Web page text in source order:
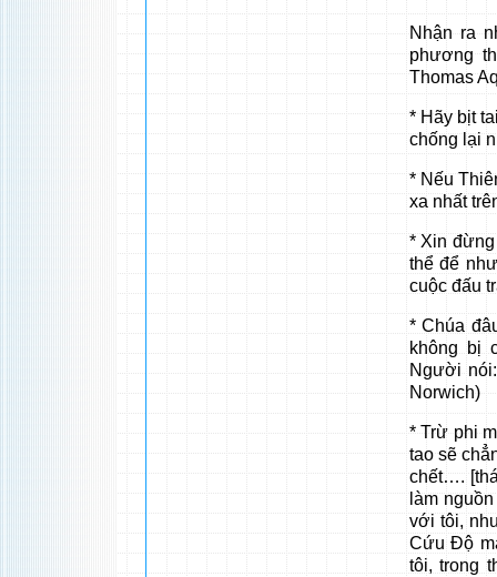
Nhận ra
phương
Thomas
* Hãy bịt
chống lại
* Nếu
xa nhất
* Xin
thể để
cuộc đấu
* Chúa
không bị
Người
Norwich)
* Trừ phi
tao sẽ
chết….
làm
với tôi,
Cứu Độ
tôi, trong